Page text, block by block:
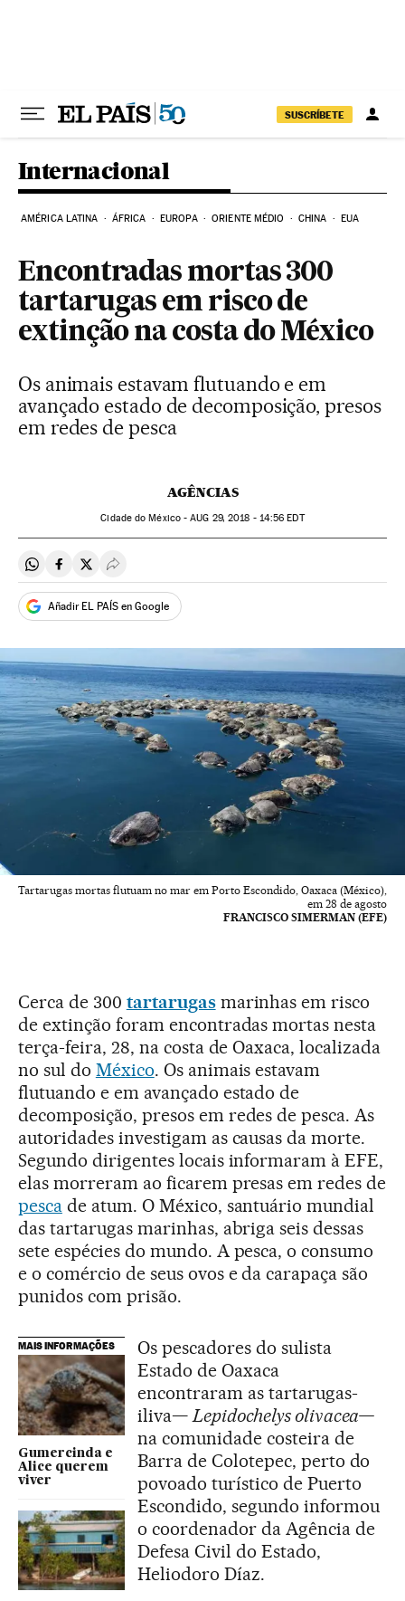
SUSCRÍBETE
Internacional
AMÉRICA LATINA ÁFRICA EUROPA ORIENTE MÉDIO CHINA EUA
Encontradas mortas 300
tartarugas em risco de
extinção na costa do México
Os animais estavam flutuando e em
avançado estado de decomposição, presos
em redes de pesca
AGÊNCIAS
Cidade do México -AUG 29, 2018 - 14:56 EDT
Compartir en Whatsapp
Compartir en Facebook
Compartir en Twitter
Desplegar Redes Sociales
Añadir EL PAÍS en Google
Tartarugas mortas flutuam no mar em Porto Escondido, Oaxaca (México),
em 28 de agosto
FRANCISCO SIMERMAN (EFE)
Cerca de 300 tartarugasmarinhas em risco
de extinção foram encontradas mortas nesta
terça-feira, 28, na costa de Oaxaca, localizada
no sul do México. Os animais estavam
flutuando e em avançado estado de
decomposição, presos em redes de pesca. As
autoridades investigam as causas da morte.
Segundo dirigentes locais informaram à EFE,
elas morreram ao ficarem presas em redes de
pescade atum. O México, santuário mundial
das tartarugas marinhas, abriga seis dessas
sete espécies do mundo. A pesca, o consumo
e o comércio de seus ovos e da carapaça são
punidos com prisão.
MAIS INFORMAÇÕES
Gumercinda e
Alice querem
viver
Os pescadores do sulista
Estado de Oaxaca
encontraram as tartarugas-
iliva—Lepidochelys olivacea—
na comunidade costeira de
Barra de Colotepec, perto do
povoado turístico de Puerto
Escondido, segundo informou
o coordenador da Agência de
Defesa Civil do Estado,
Heliodoro Díaz.